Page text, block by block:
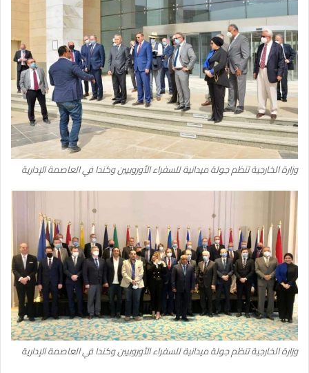
وزارة الخارجية تنظم جولة ميدانية للسفراء الأوروبيين وكندا في العاصمة الإدارية
وزارة الخارجية تنظم جولة ميدانية للسفراء الأوروبيين وكندا في العاصمة الإدارية